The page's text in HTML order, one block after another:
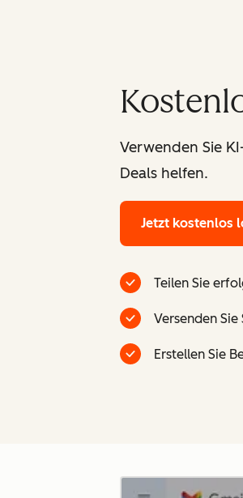
Verwenden Sie
Deals helfen.
Jetzt kostenlos
Teilen Sie
Versenden
Erstellen Sie